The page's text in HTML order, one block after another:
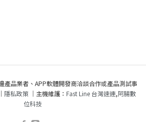
產品業者、APP軟體開發商洽談合作或產品測試事
隱私政策｜主機維護： Fast Line 台灣速連,阿腸數
位科技